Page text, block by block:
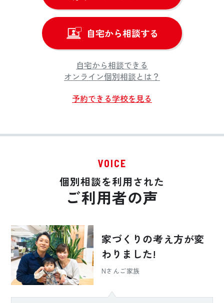
自宅から相談する
自宅から相談できる
オンライン個別相談とは？
予約できる学校を見る
VOICE
個別相談を利用された
ご利用者の声
家づくりの考え方が変
わりました!
Nさんご家族